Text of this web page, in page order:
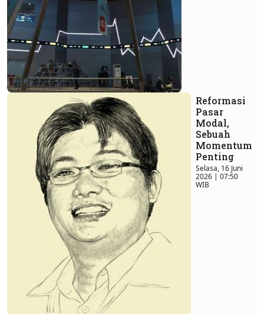
Reformasi
Pasar
Modal,
Sebuah
Momentum
Penting
Selasa, 16 Juni
2026 | 07:50
WIB